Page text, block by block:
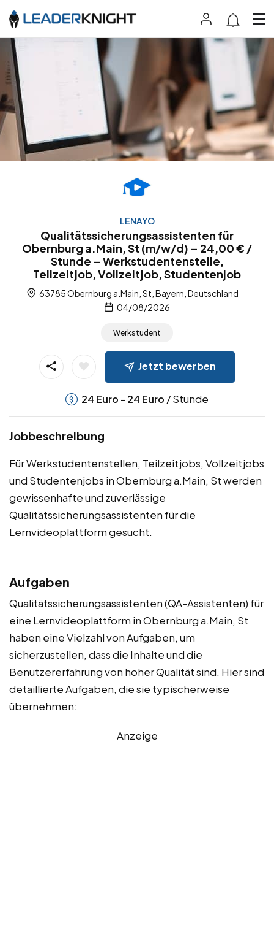
LENAYO
Qualitätssicherungsassistenten für
Obernburg a.Main, St (m/w/d) – 24,00 € /
Stunde – Werkstudentenstelle,
Teilzeitjob, Vollzeitjob, Studentenjob
63785 Obernburg a.Main, St, Bayern, Deutschland
04/08/2026
Werkstudent
Jetzt bewerben
24 Euro - 24 Euro / Stunde
Jobbeschreibung
Für Werkstudentenstellen, Teilzeitjobs, Vollzeitjobs
und Studentenjobs in Obernburg a.Main, St werden
gewissenhafte und zuverlässige
Qualitätssicherungsassistenten für die
Lernvideoplattform gesucht.
Aufgaben
Qualitätssicherungsassistenten (QA-Assistenten) für
eine Lernvideoplattform in Obernburg a.Main, St
haben eine Vielzahl von Aufgaben, um
sicherzustellen, dass die Inhalte und die
Benutzererfahrung von hoher Qualität sind. Hier sind
detaillierte Aufgaben, die sie typischerweise
übernehmen:
Anzeige